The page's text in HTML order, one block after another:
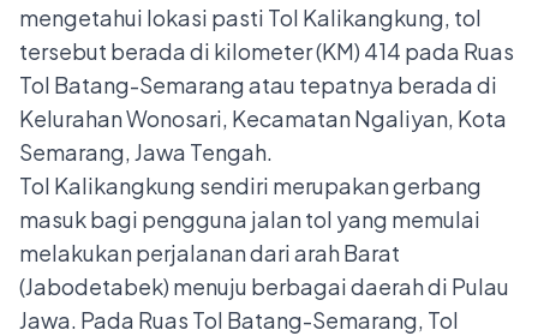
mengetahui lokasi pasti Tol Kalikangkung, tol
tersebut berada di kilometer (KM) 414 pada Ruas
Tol Batang-Semarang atau tepatnya berada di
Kelurahan Wonosari, Kecamatan Ngaliyan, Kota
Semarang, Jawa Tengah.
Tol Kalikangkung sendiri merupakan gerbang
masuk bagi pengguna jalan tol yang memulai
melakukan perjalanan dari arah Barat
(Jabodetabek) menuju berbagai daerah di Pulau
Jawa. Pada Ruas Tol Batang-Semarang, Tol